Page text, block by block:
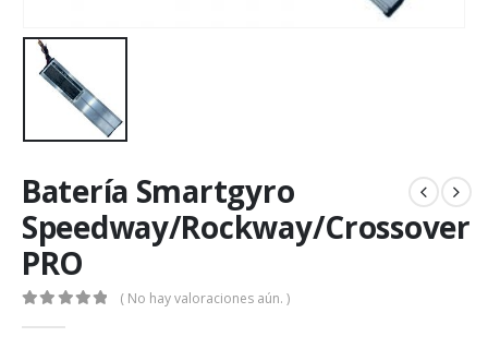
Batería Smartgyro
Speedway/Rockway/Crossover
PRO
( No hay valoraciones aún. )